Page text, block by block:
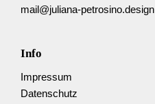
mail@juliana-petrosino.design
Info
Impressum
Datenschutz